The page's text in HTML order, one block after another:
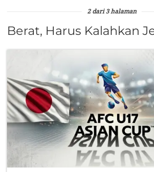
2 dari 3 halaman
Berat, Harus Kalahkan